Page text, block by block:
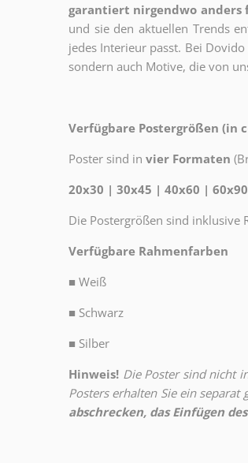
garantiert nirgendwo anders
und sie den aktuellen Trends
jedes Interieur passt. Bei
sondern auch Motive, die von
Verfügbare Postergrößen (in
Poster sind in vier Formaten
20x30 | 30x45 | 40x60 |
Die Postergrößen sind inklusive
Verfügbare Rahmenfarben
■ Weiß
■ Schwarz
■ Silber
Hinweis! Die Poster sind nicht
Posters erhalten Sie ein separat
abschrecken, das Einfügen